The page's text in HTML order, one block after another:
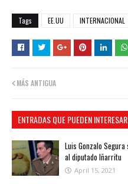
Tags EE.UU INTERNACIONAL
MÁS ANTIGUA
ENTRADAS QUE PUEDEN
Luis Gonzalo
al diputado Iñarritu
April 15, 2021